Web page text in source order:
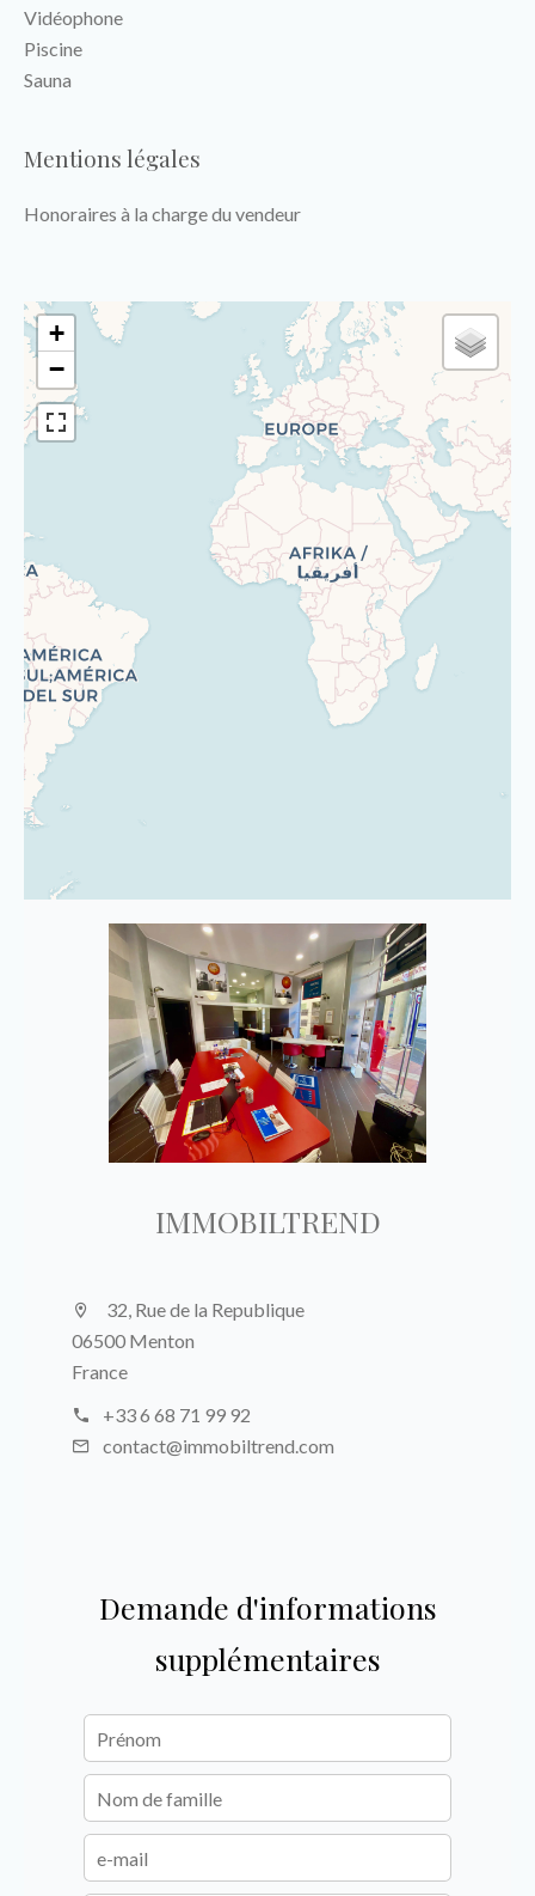
Vidéophone
Piscine
Sauna
Mentions légales
Honoraires à la charge du vendeur
+
−
IMMOBILTREND
32, Rue de la Republique
06500 Menton
France
+33 6 68 71 99 92
contact@immobiltrend.com
Demande d'informations
supplémentaires